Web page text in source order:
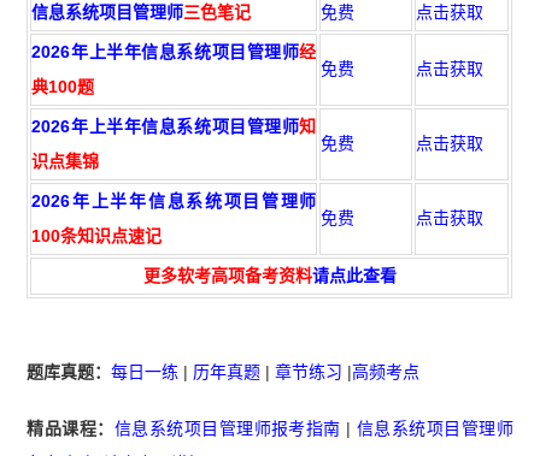
信息系统项目管理师三色笔记 免费 点击获取
2026年上半年信息系统项目管理师经
典100题
免费 点击获取
2026年上半年信息系统项目管理师知
识点集锦
免费 点击获取
2026年上半年信息系统项目管理师
100条知识点速记
免费 点击获取
更多软考高项备考资料请点此查看
题库真题：每日一练 | 历年真题 |章节练习 |高频考点
精品课程： 信息系统项目管理师报考指南 | 信息系统项目管理师